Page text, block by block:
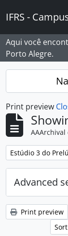
IFRS -
Aqui você
Porto Alegre.
Print preview
Remove filter:
Estúdio 3 do
Advanced
Print preview